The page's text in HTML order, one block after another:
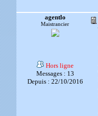
agentlo
Maistrancier
Hors ligne
Messages : 13
Depuis : 22/10/2016